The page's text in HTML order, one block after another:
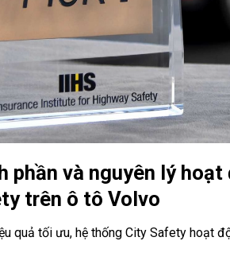
phần và nguyên lý
trên ô tô Volvo
quả tối ưu, hệ thống City Safety hoạt